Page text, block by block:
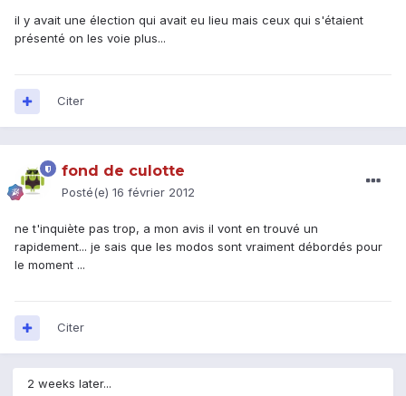
il y avait une élection qui avait eu lieu mais ceux qui s'étaient
présenté on les voie plus...
Citer
fond de culotte
Posté(e) 16 février 2012
ne t'inquiète pas trop, a mon avis il vont en trouvé un
rapidement... je sais que les modos sont vraiment débordés pour
le moment ...
Citer
2 weeks later...